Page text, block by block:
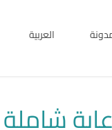
العربية